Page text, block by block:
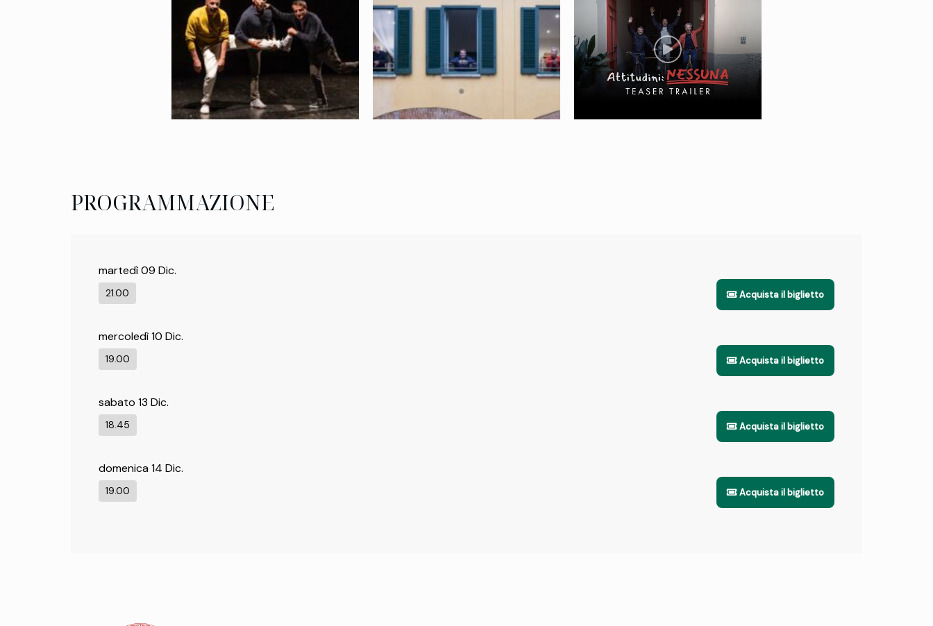
PROGRAMMAZIONE
martedì 09 Dic.
Acquista il biglietto
21.00
mercoledì 10 Dic.
Acquista il biglietto
19.00
sabato 13 Dic.
Acquista il biglietto
18.45
domenica 14 Dic.
Acquista il biglietto
19.00